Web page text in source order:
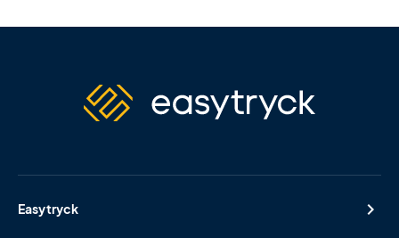
Easytryck